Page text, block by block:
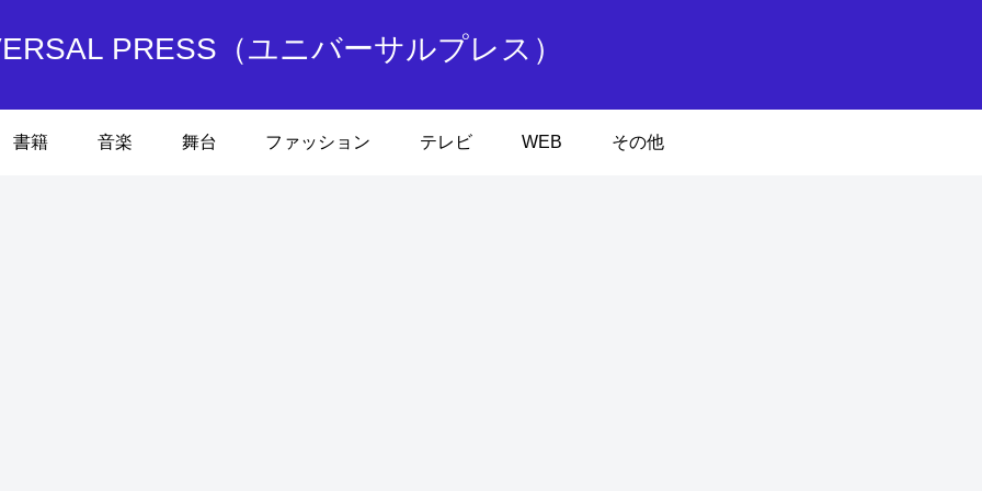
PRESS（ユニバーサルプレス）
書籍 音楽 舞台 ファッション テレビ WEB その他